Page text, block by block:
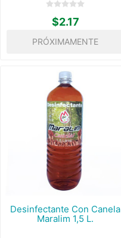
$2.17
PRÓXIMAMENTE
Desinfectante Con Canela
Maralim 1,5 L.